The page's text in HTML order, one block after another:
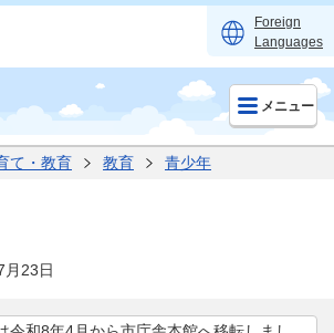
Foreign
Languages
メニュー
て・教育 教育 青少年
月23日